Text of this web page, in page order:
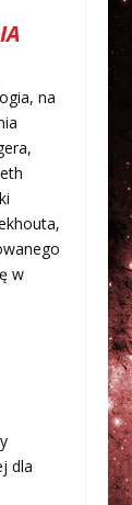
na
w
dla